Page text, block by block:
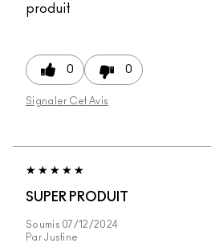
produit
0 0
Signaler Cet Avis
SUPER PRODUIT
Soumis 07/12/2024
Par Justine